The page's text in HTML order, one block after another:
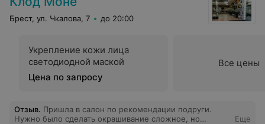
Брест, ул. Чкалова, 7 до 20:00
Укрепление кожи лица
светодиодной маской
Цена по запросу
Все цены
Отзыв. Пришла в салон по рекомендации подруги.
Нужно было сделать окрашивание сложное, но
Еще